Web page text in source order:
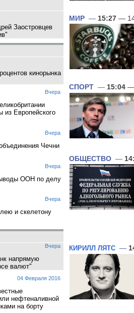
Заостровцев
кинорынка
Вчера
из Европейского
Вчера
Чечни
Вчера
ООН по делу
Вчера
и скелетону
Вчера
напрямую
валют"
04 Февраля 2016
нефтеналивной
на борту
МИР — 15:27 —
СПОРТ — 15:04 —
ОБЩЕСТВО —
КИРИЛЛ ЛЯТС —